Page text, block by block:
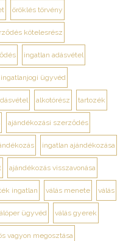
öröklés törvény
kötelesrész
ingatlan adásvétel
ingatlanjogi ügyvéd
alkotórész tartozék
ajándékozási szerződés
ingatlan ajándékozása
ajándékozás visszavonása
ingatlan válás menete válás
ügyvéd válás gyerek
vagyon megosztása